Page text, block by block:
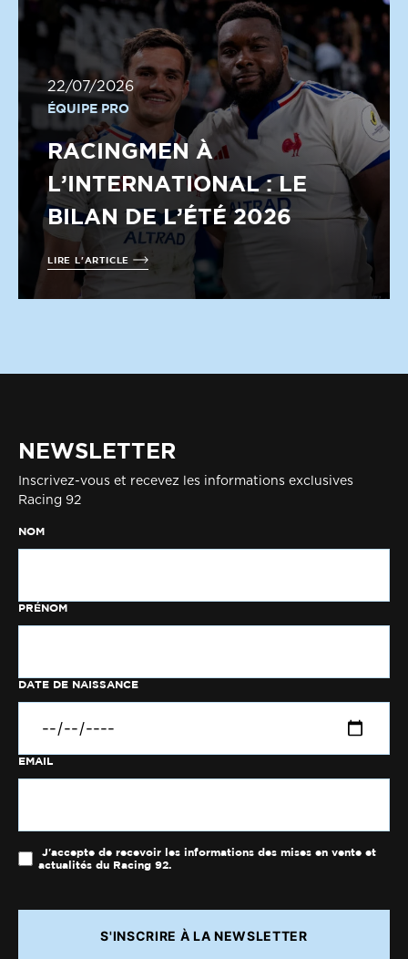
22/07/2026
ÉQUIPE PRO
RACINGMEN À
L’INTERNATIONAL : LE
BILAN DE L’ÉTÉ 2026
LIRE L'ARTICLE
NEWSLETTER
Inscrivez-vous et recevez les informations exclusives
Racing 92
NOM
PRÉNOM
DATE DE NAISSANCE
EMAIL
J'accepte de recevoir les informations des mises en vente et
actualités du Racing 92.
S'INSCRIRE À LA NEWSLETTER